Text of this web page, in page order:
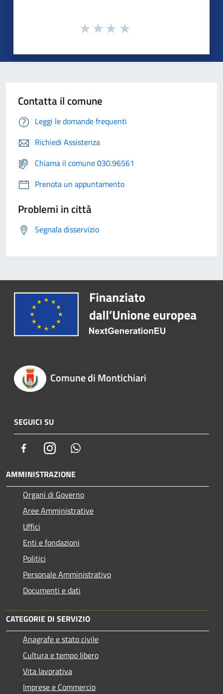
Contatta il comune
Leggi le domande frequenti
Richiedi Assistenza
Chiama il comune 030.96561
Prenota un appuntamento
Problemi in città
Segnala disservizio
Comune di Montichiari
SEGUICI SU
FacebookInstagram
AMMINISTRAZIONE
Organi di Governo
Aree Amministrative
Uffici
Enti e fondazioni
Politici
Personale Amministrativo
Documenti e dati
CATEGORIE DI SERVIZIO
Anagrafe e stato civile
Cultura e tempo libero
Vita lavorativa
Imprese e Commercio